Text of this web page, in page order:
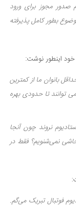
مجوز برای ورود
بطور کامل پذیرفته
اینطور نوشت:
بانوان ما از کمترین
تا حدودی بهره
نروند چون آنجا
نمی‌شنویم؟ فقط در
فوتبال تبریک می‌گم.